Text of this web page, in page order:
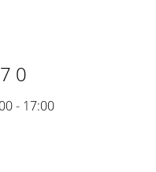
0
- 17:00